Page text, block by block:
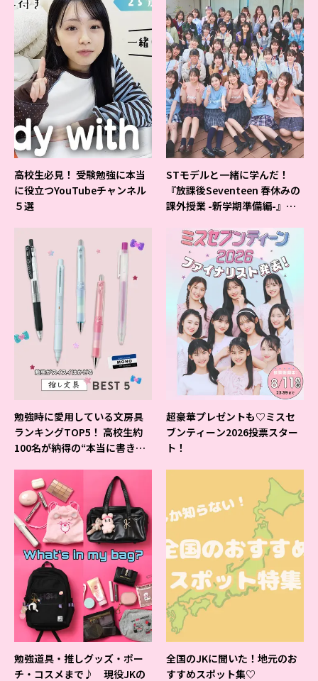
高校生必見！ 受験勉強に本当
に役立つYouTubeチャンネル
５選
STモデルと一緒に学んだ！
『放課後Seventeen 春休みの
課外授業 -新学期準備編-』イ
勉強時に愛用している文房具
ランキングTOP5！ 高校生約
100名が納得の“本当に書きや
超豪華プレゼントも♡ミスセ
ブンティーン2026投票スター
ト！
勉強道具・推しグッズ・ポー
チ・コスメまで♪ 現役JKの
全国のJKに聞いた！地元のお
すすめスポット集♡